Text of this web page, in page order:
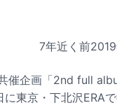
7年近く前
催企画「2nd full
東京・下北沢ERAで